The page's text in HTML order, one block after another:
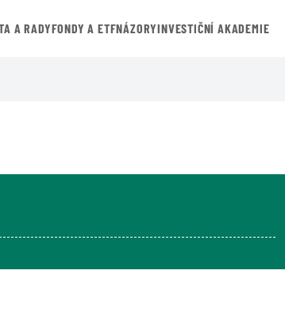
A RADYFONDY A ETFNÁZORYINVESTIČNÍ AKADEMIE